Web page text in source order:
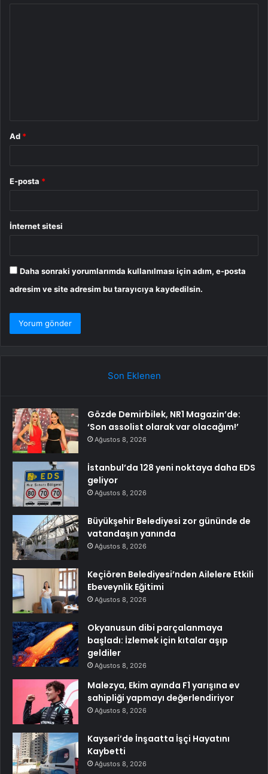
Ad *
E-posta *
İnternet sitesi
Daha sonraki yorumlarımda kullanılması için adım, e-posta
adresim ve site adresim bu tarayıcıya kaydedilsin.
Son Eklenen
Gözde Demirbilek, NR1 Magazin’de:
‘Son assolist olarak var olacağım!’
Ağustos 8, 2026
İstanbul’da 128 yeni noktaya daha EDS
geliyor
Ağustos 8, 2026
Büyükşehir Belediyesi zor gününde de
vatandaşın yanında
Ağustos 8, 2026
Keçiören Belediyesi’nden Ailelere Etkili
Ebeveynlik Eğitimi
Ağustos 8, 2026
Okyanusun dibi parçalanmaya
başladı: İzlemek için kıtalar aşıp
geldiler
Ağustos 8, 2026
Malezya, Ekim ayında F1 yarışına ev
sahipliği yapmayı değerlendiriyor
Ağustos 8, 2026
Kayseri’de İnşaatta İşçi Hayatını
Kaybetti
Ağustos 8, 2026